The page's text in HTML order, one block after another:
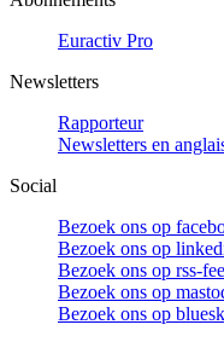
Euractiv Pro
Newsletters
Rapporteur
Newsletters en
Social
Bezoek ons op
Bezoek ons op
Bezoek ons op rss-
Bezoek ons op
Bezoek ons op